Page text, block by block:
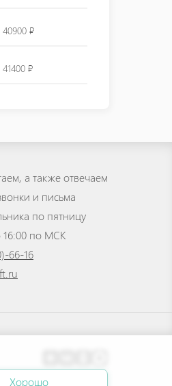
40900 ₽
41400 ₽
а также отвечаем
и письма
по пятницу
16:00 по МСК
66-16
Хорошо